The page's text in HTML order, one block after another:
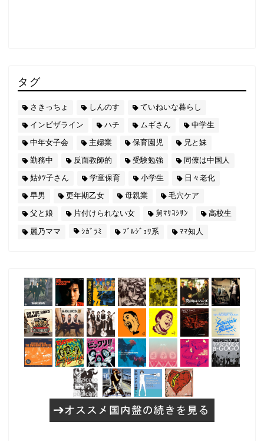
タグ
さきっちょ しんのす
ていねいな暮らし
インビザライン
ハチ ムギさん
中学生
中年女子会
主婦業 保育園児
兄と妹
勤務中
反面教師的 受験勉強
同僚は中国人
姑ﾀﾂ子さん
学童保育 小学生
日々老化
早男
更年期乙女 母親業
毛穴ケア
父と娘
片付けられない女 舅ﾏｻﾖｼｻﾝ 高校生
麗乃ママ ｼｶﾞﾗﾐ ﾌﾞﾙｼﾞｮﾜ系 ﾏﾏ知人